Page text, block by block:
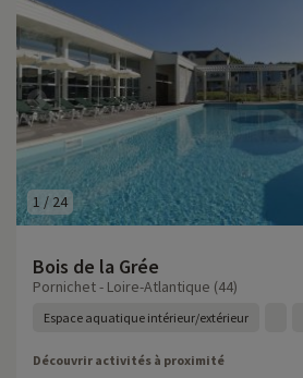
1 / 24
Bois de la Grée
Pornichet - Loire-Atlantique (44)
Espace aquatique intérieur/extérieur
Découvrir activités à proximité